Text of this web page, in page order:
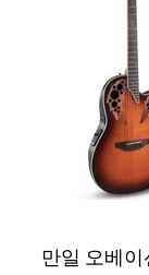
만일 오베